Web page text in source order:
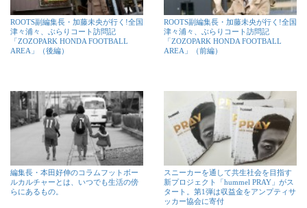
ROOTS副編集長・加藤未央が行く!全国
津々浦々、ぶらりコート訪問記
「ZOZOPARK HONDA FOOTBALL
AREA」（後編）
ROOTS副編集長・加藤未央が行く!全国
津々浦々、ぶらりコート訪問記
「ZOZOPARK HONDA FOOTBALL
AREA」（前編）
編集長・本田好伸のコラムフットボー
ルカルチャーとは、いつでも生活の傍
らにあるもの。
スニーカーを通して共生社会を目指す
新プロジェクト「hummel PRAY」がス
タート。第1弾は収益金をアンプティサ
ッカー協会に寄付